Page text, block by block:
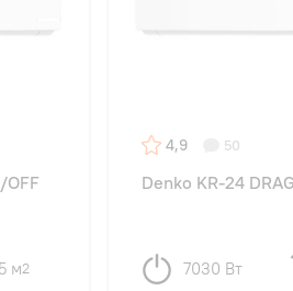
OFF
м2
4,9 50
Denko KR-24
7030 Вт